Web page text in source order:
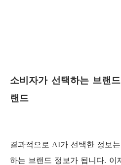
소비자가 선택하는 브랜
랜드
결과적으로 AI가 선택한 정보
하는 브랜드 정보가 됩니다. 이